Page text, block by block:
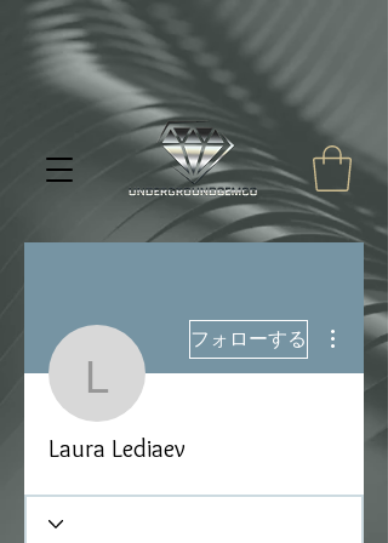
Laura Lediaev
フォローする
Laura Lediaev